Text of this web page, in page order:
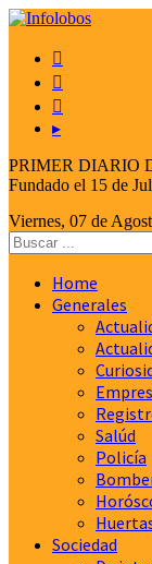



▸
PRIMER DIARIO
Fundado el 15 de
Viernes, 07 de
Home
Generales
Salúd
Policía
Sociedad